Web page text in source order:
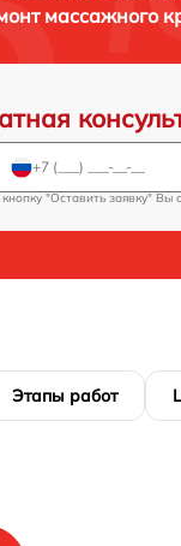
массажного
"Оставить заявку" Вы
Этапы работ